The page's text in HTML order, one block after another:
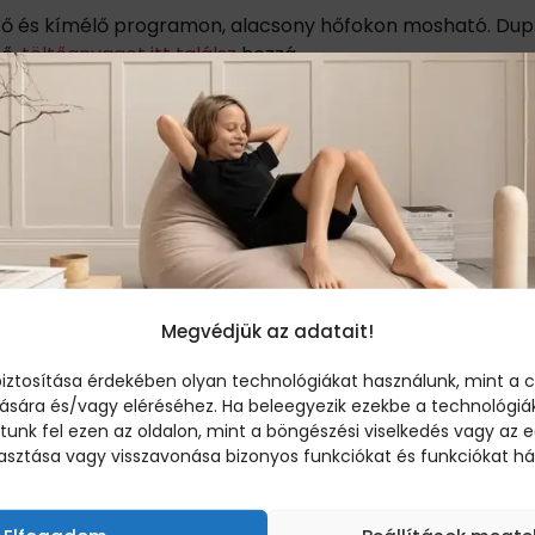
Megvédjük az adatait!
érdekében olyan technológiákat használunk, mint a
és/vagy eléréséhez. Ha beleegyezik ezekbe a
fel ezen az oldalon, mint a böngészési viselkedés vagy az
vagy visszavonása bizonyos funkciókat és funkciókat
és kímélő programon, alacsony hőfokon mosható.
töltőanyagot itt találszhozzá.
ÚJ FELIRATKOZÓKNAK:
1.000 FT
KEDVEZMÉNY